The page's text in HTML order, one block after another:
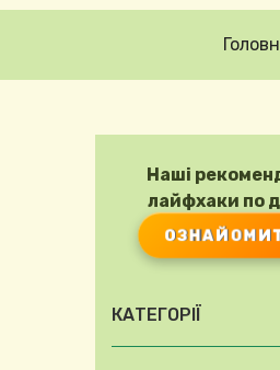
Рядок
Наші
лайфхаки по
КАТЕГОРІЇ